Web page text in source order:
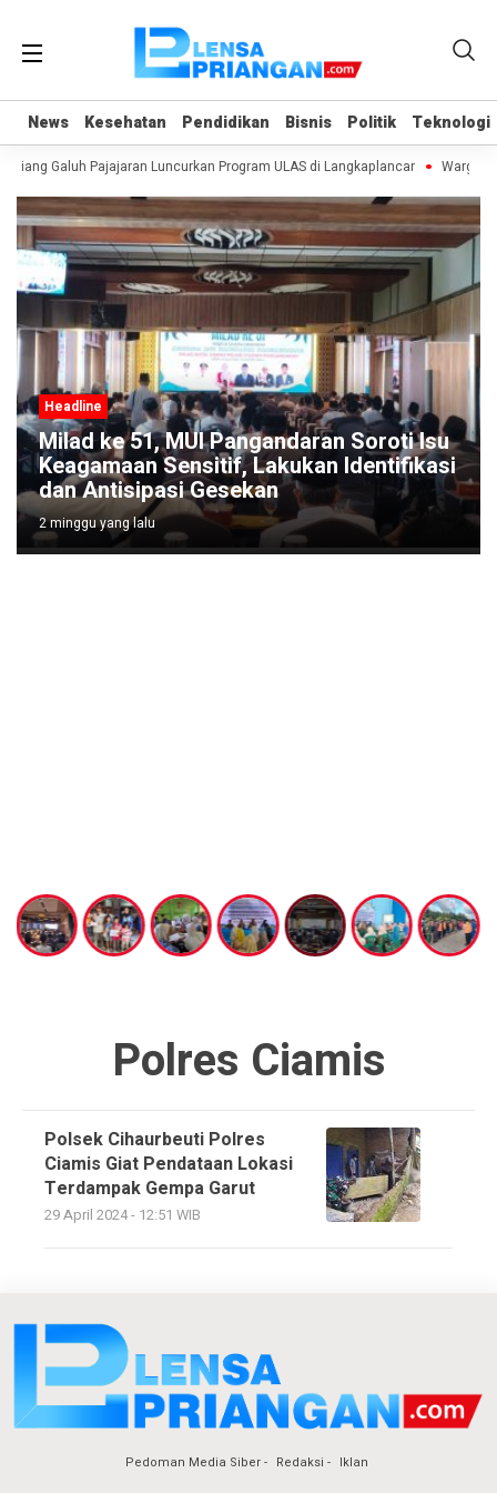
News Kesehatan Pendidikan Bisnis Politik Teknologi
News Kesehatan Pendidikan Bisnis Politik Teknologi
Galuh Pajajaran Luncurkan Program ULAS di Langkaplancar Warga
Headline
Milad ke 51, MUI Pangandaran Soroti Isu
Keagamaan Sensitif, Lakukan Identifikasi
dan Antisipasi Gesekan
2 minggu yang lalu
Polres Ciamis
Polsek Cihaurbeuti Polres
Ciamis Giat Pendataan Lokasi
Terdampak Gempa Garut
29 April 2024 - 12:51 WIB
Pedoman Media Siber Redaksi Iklan